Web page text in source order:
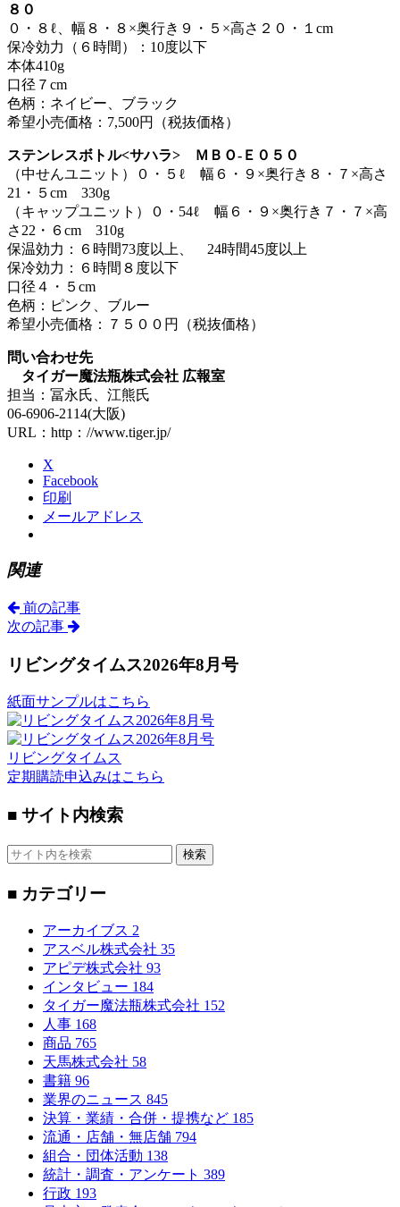
８０
０・８ℓ、幅８・８×奥行き９・５×高さ２０・１cm
保冷効力（６時間）：10度以下
本体410g
口径７cm
色柄：ネイビー、ブラック
希望小売価格：7,500円（税抜価格）
ステンレスボトル<サハラ> ＭＢＯ-Ｅ０５０
（中せんユニット）０・５ℓ 幅６・９×奥行き８・７×高さ
21・５cm 330g
（キャップユニット）０・54ℓ 幅６・９×奥行き７・７×高
さ22・６cm 310g
保温効力：６時間73度以上、 24時間45度以上
保冷効力：６時間８度以下
口径４・５cm
色柄：ピンク、ブルー
希望小売価格：７５００円（税抜価格）
問い合わせ先
タイガー魔法瓶株式会社 広報室
担当：冨永氏、江熊氏
06-6906-2114(大阪)
URL：http：//www.tiger.jp/
X
Facebook
印刷
メールアドレス
関連
前の記事
次の記事
リビングタイムス2026年8月号
紙面サンプルはこちら
リビングタイムス
定期購読申込みはこちら
■ サイト内検索
検索
■ カテゴリー
アーカイブス 2
アスベル株式会社 35
アピデ株式会社 93
インタビュー 184
タイガー魔法瓶株式会社 152
人事 168
商品 765
天馬株式会社 58
書籍 96
業界のニュース 845
決算・業績・合併・提携など 185
流通・店舗・無店舗 794
組合・団体活動 138
統計・調査・アンケート 389
行政 193